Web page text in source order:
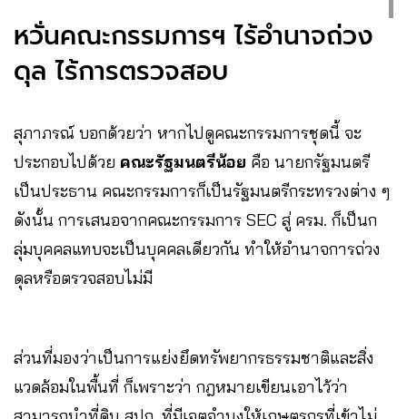
หวั่นคณะกรรมการฯ ไร้อำนาจถ่วง
ดุล ไร้การตรวจสอบ
สุภาภรณ์ บอกด้วยว่า หากไปดูคณะกรรมการชุดนี้ จะ
ประกอบไปด้วย คณะรัฐมนตรีน้อย คือ นายกรัฐมนตรี
เป็นประธาน คณะกรรมการก็เป็นรัฐมนตรีกระทรวงต่าง ๆ
ดังนั้น การเสนอจากคณะกรรมการ SEC สู่ ครม. ก็เป็นก
ลุ่มบุคคลแทบจะเป็นบุคคลเดียวกัน ทำให้อำนาจการถ่วง
ดุลหรือตรวจสอบไม่มี
ส่วนที่มองว่าเป็นการแย่งยึดทรัพยากรธรรมชาติและสิ่ง
แวดล้อมในพื้นที่ ก็เพราะว่า กฎหมายเขียนเอาไว้ว่า